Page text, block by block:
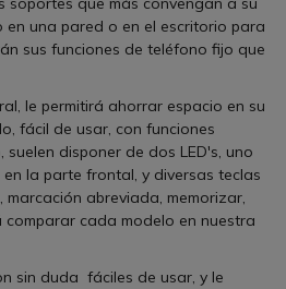
una pared o en el escritorio para
sus funciones de teléfono fijo que
le permitirá ahorrar espacio en su
fácil de usar, con funciones
suelen disponer de dos LED's, uno
la parte frontal, y diversas teclas
marcación abreviada, memorizar,
comparar cada modelo en nuestra
sin duda fáciles de usar, y le